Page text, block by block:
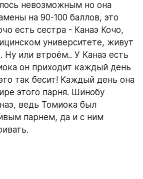
невозможным но она
на 90-100 баллов, это
есть сестра - Канаэ Кочо,
университете, живут
или втроём.. У Канаэ есть
он приходит каждый день
так бесит! Каждый день она
этого парня. Шинобу
ведь Томиока был
парнем, да и с ним